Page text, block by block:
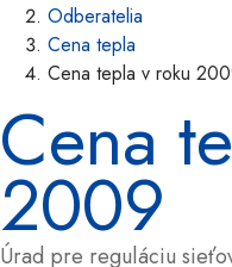
Odberatelia
Cena tepla
Cena tepla v roku
Cena
2009
Úrad pre reguláciu